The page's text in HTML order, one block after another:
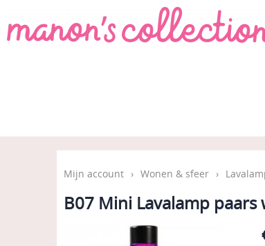
Mijn account › Wonen & sfeer ›
B07 Mini Lavalamp paars